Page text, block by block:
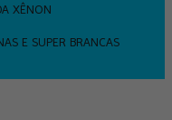
XÊNON
E SUPER BRANCAS